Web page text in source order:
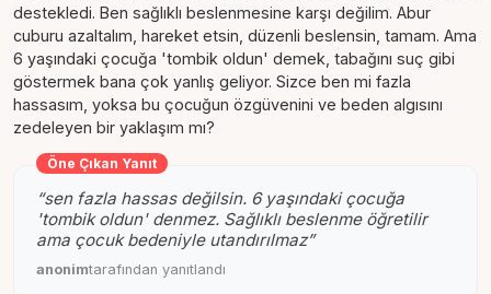
destekledi. Ben sağlıklı beslenmesine karşı değilim. Abur
cuburu azaltalım, hareket etsin, düzenli beslensin, tamam. Ama
6 yaşındaki çocuğa 'tombik oldun' demek, tabağını suç gibi
göstermek bana çok yanlış geliyor. Sizce ben mi fazla
hassasım, yoksa bu çocuğun özgüvenini ve beden algısını
zedeleyen bir yaklaşım mı?
Öne Çıkan Yanıt
“sen fazla hassas değilsin. 6 yaşındaki çocuğa
'tombik oldun' denmez. Sağlıklı beslenme öğretilir
ama çocuk bedeniyle utandırılmaz”
anonimtarafından yanıtlandı